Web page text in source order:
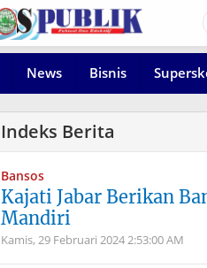
News Bisnis
Bansos
Kajati Jabar Berikan
Mandiri
Kamis, 29 Februari 20242:53:00 AM